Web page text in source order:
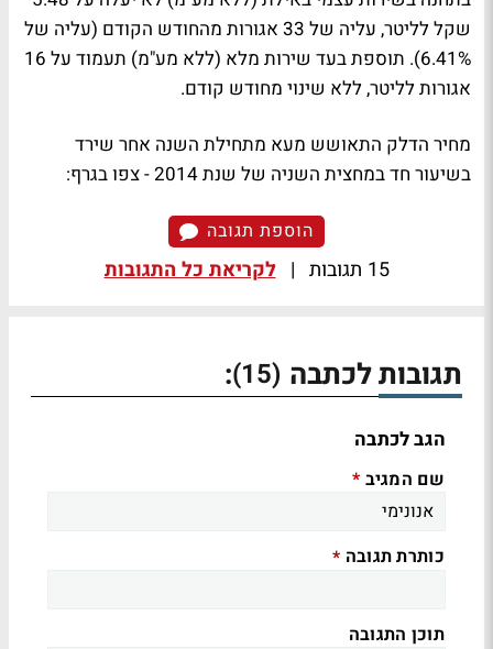
שקל לליטר, עליה של 33 אגורות מהחודש הקודם (עליה של
6.41%). תוספת בעד שירות מלא (ללא מע"מ) תעמוד על 16
אגורות לליטר, ללא שינוי מחודש קודם.
מחיר הדלק התאושש מעא מתחילת השנה אחר שירד
בשיעור חד במחצית השניה של שנת 2014 - צפו בגרף:
הוספת תגובה
15 תגובות | לקריאת כל התגובות
תגובות לכתבה (15)
:
הגב לכתבה
שם המגיב *
כותרת תגובה *
תוכן התגובה